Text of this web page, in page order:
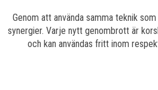
Genom att använda samma teknik
synergier. Varje nytt genombrott är
och kan användas fritt inom